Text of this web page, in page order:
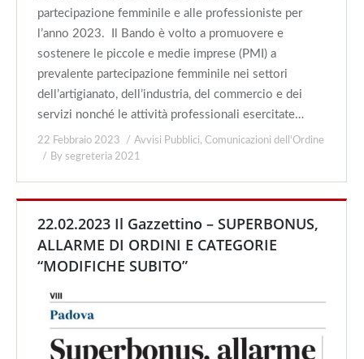
partecipazione femminile e alle professioniste per
l’anno 2023. Il Bando è volto a promuovere e
sostenere le piccole e medie imprese (PMI) a
prevalente partecipazione femminile nei settori
dell’artigianato, dell’industria, del commercio e dei
servizi nonché le attività professionali esercitate…
22 Febbraio 2023 Avvisi Pubblici, Comunicazioni dell'Ordine
By segreteria 2021
22.02.2023 Il Gazzettino – SUPERBONUS,
ALLARME DI ORDINI E CATEGORIE
“MODIFICHE SUBITO”